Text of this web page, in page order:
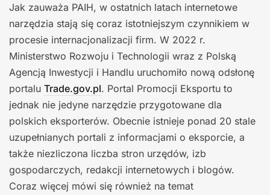
Jak zauważa PAIH, w ostatnich latach internetowe
narzędzia stają się coraz istotniejszym czynnikiem w
procesie internacjonalizacji firm. W 2022 r.
Ministerstwo Rozwoju i Technologii wraz z Polską
Agencją Inwestycji i Handlu uruchomiło nową odsłonę
portalu Trade.gov.pl. Portal Promocji Eksportu to
jednak nie jedyne narzędzie przygotowane dla
polskich eksporterów. Obecnie istnieje ponad 20 stale
uzupełnianych portali z informacjami o eksporcie, a
także niezliczona liczba stron urzędów, izb
gospodarczych, redakcji internetowych i blogów.
Coraz więcej mówi się również na temat